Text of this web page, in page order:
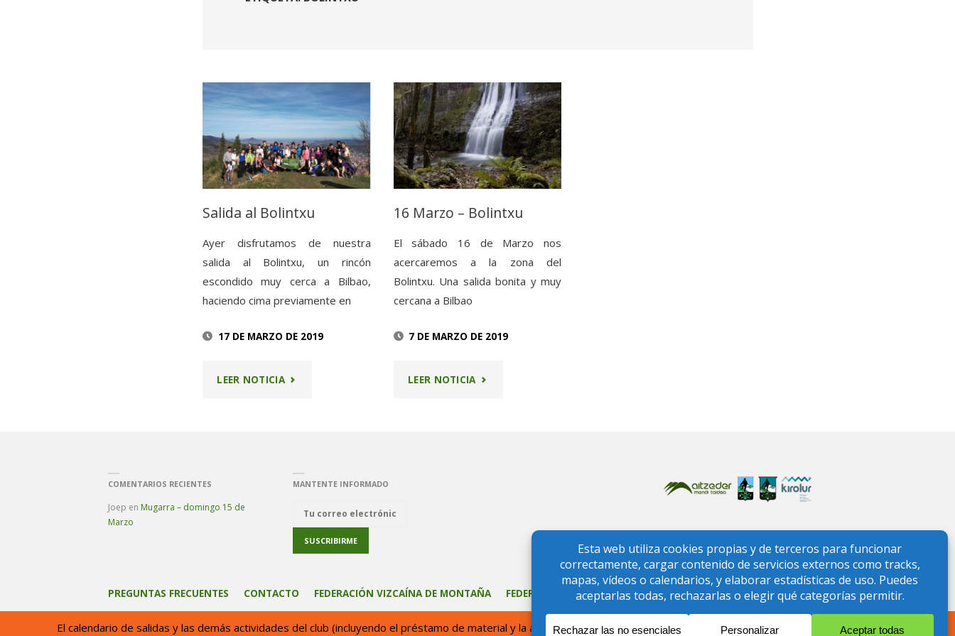
El calendario de salidas y las demás actividades del club (incluyendo el préstamo de material y la atención en el local) quedan temporalmente suspendidos. Leer comunicado.
Salida al Bolintxu
Ayer disfrutamos de nuestra
salida al Bolintxu, un rincón
escondido muy cerca a Bilbao,
haciendo cima previamente en
17 DE MARZO DE 2019
LEER NOTICIA"SALIDA
16 Marzo – Bolintxu
El sábado 16 de Marzo nos
acercaremos a la zona del
Bolintxu. Una salida bonita y muy
cercana a Bilbao
7 DE MARZO DE 2019
LEER NOTICIA"16
COMENTARIOS RECIENTES
Joep en Mugarra – domingo 15 de
Marzo
MANTENTE INFORMADO
PREGUNTAS FRECUENTES CONTACTO FEDERACIÓN VIZCAÍNA DE MONTAÑA FEDERACIÓN VASCA DE MONTAÑA